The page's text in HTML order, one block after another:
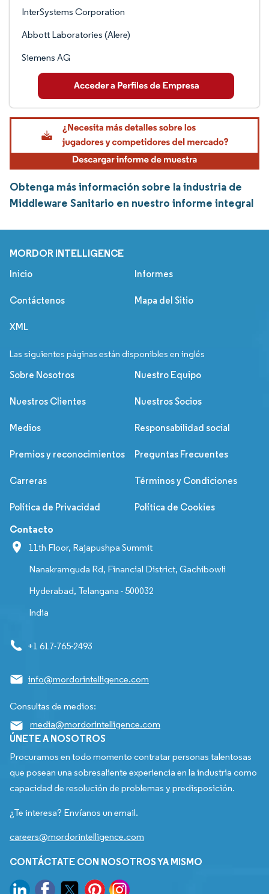
InterSystems Corporation
Abbott Laboratories (Alere)
Siemens AG
Obtenga más información sobre la industria de
Middleware Sanitario en nuestro informe integral
MORDOR INTELLIGENCE
Inicio Informes
Contáctenos Mapa del Sitio
XML
Las siguientes páginas están disponibles en inglés
Sobre Nosotros Nuestro Equipo
Nuestros Clientes Nuestros Socios
Medios Responsabilidad social
Premios y reconocimientos Preguntas Frecuentes
Carreras Términos y Condiciones
Política de Privacidad Política de Cookies
Contacto
11th Floor, Rajapushpa Summit
Nanakramguda Rd, Financial District, Gachibowli
Hyderabad, Telangana - 500032
India
+1 617-765-2493
info@mordorintelligence.com
Consultas de medios:
media@mordorintelligence.com
ÚNETE A NOSOTROS
Procuramos en todo momento contratar personas talentosas
que posean una sobresaliente experiencia en la industria como
capacidad de resolución de problemas y predisposición.
¿Te interesa? Envíanos un email.
careers@mordorintelligence.com
CONTÁCTATE CON NOSOTROS YA MISMO